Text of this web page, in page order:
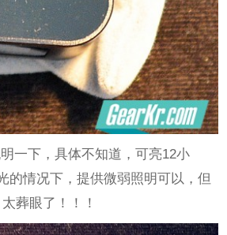
下，具体不知道，可亮12小
的情况下，提供微弱照明可以，但
葬眼了！！！